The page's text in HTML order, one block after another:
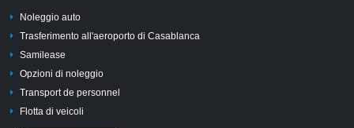
Noleggio auto
Trasferimento all'aeroporto di Casablanca
Samilease
Opzioni di noleggio
Transport de personnel
Flotta di veicoli